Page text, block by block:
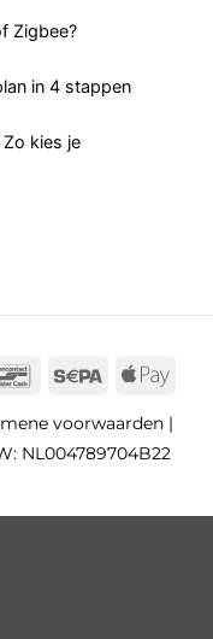
Zigbee?
in 4 stappen
kies je
Bancontact
Sepa
voorwaarden|
NL004789704B22